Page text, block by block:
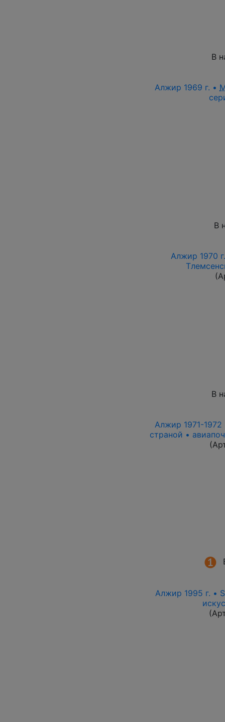
В
Алжир 1969 г. •
В
Алжир 1970
В
Алжир 1971-1972
страной •
Алжир 1995 г. •